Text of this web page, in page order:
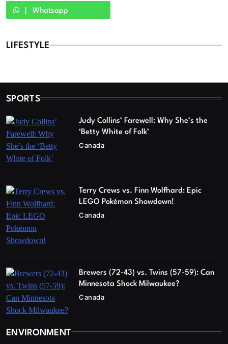
Whatsapp
LIFESTYLE
SPORTS
Judy Collins’ Farewell: Why She’s the
‘Betty White of Folk’
Canada
Terry Crews vs. Finn Wolfhard: Epic
LEGO Pokémon Showdown!
Canada
Brewers (72-43) vs. Twins (57-59): Can
Minnesota Shock Milwaukee?
Canada
ENVIRONMENT